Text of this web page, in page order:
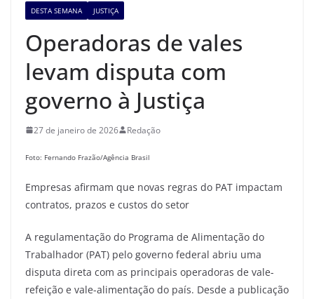
DESTA SEMANA JUSTIÇA
Operadoras de vales
levam disputa com
governo à Justiça
27 de janeiro de 2026 Redação
Foto: Fernando Frazão/Agência Brasil
Empresas afirmam que novas regras do PAT impactam
contratos, prazos e custos do setor
A regulamentação do Programa de Alimentação do
Trabalhador (PAT) pelo governo federal abriu uma
disputa direta com as principais operadoras de vale-
refeição e vale-alimentação do país. Desde a publicação